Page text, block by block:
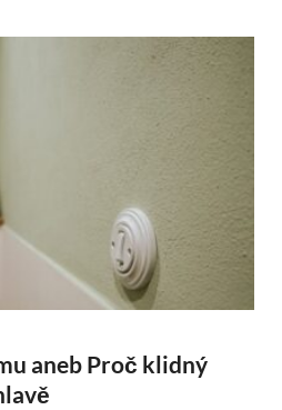
aneb Proč klidný